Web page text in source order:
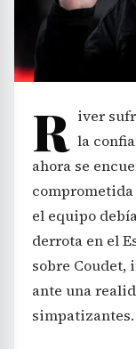
R iver
la
ahora se
el equipo
derrota en el
sobre
ante una
simpatizantes.